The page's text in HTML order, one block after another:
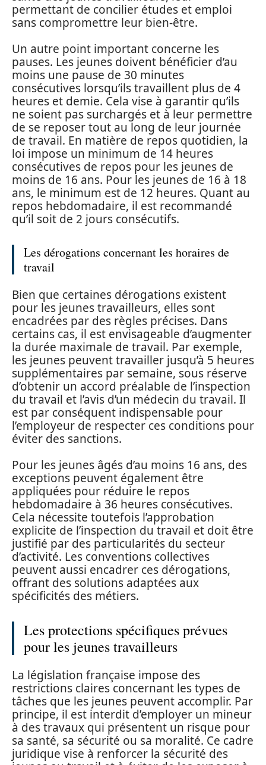
permettant de concilier études et emploi
sans compromettre leur bien-être.
Un autre point important concerne les
pauses. Les jeunes doivent bénéficier d’au
moins une pause de 30 minutes
consécutives lorsqu’ils travaillent plus de 4
heures et demie. Cela vise à garantir qu’ils
ne soient pas surchargés et à leur permettre
de se reposer tout au long de leur journée
de travail. En matière de repos quotidien, la
loi impose un minimum de 14 heures
consécutives de repos pour les jeunes de
moins de 16 ans. Pour les jeunes de 16 à 18
ans, le minimum est de 12 heures. Quant au
repos hebdomadaire, il est recommandé
qu’il soit de 2 jours consécutifs.
Les dérogations concernant les horaires de
travail
Bien que certaines dérogations existent
pour les jeunes travailleurs, elles sont
encadrées par des règles précises. Dans
certains cas, il est envisageable d’augmenter
la durée maximale de travail. Par exemple,
les jeunes peuvent travailler jusqu’à 5 heures
supplémentaires par semaine, sous réserve
d’obtenir un accord préalable de l’inspection
du travail et l’avis d’un médecin du travail. Il
est par conséquent indispensable pour
l’employeur de respecter ces conditions pour
éviter des sanctions.
Pour les jeunes âgés d’au moins 16 ans, des
exceptions peuvent également être
appliquées pour réduire le repos
hebdomadaire à 36 heures consécutives.
Cela nécessite toutefois l’approbation
explicite de l’inspection du travail et doit être
justifié par des particularités du secteur
d’activité. Les conventions collectives
peuvent aussi encadrer ces dérogations,
offrant des solutions adaptées aux
spécificités des métiers.
Les protections spécifiques prévues
pour les jeunes travailleurs
La législation française impose des
restrictions claires concernant les types de
tâches que les jeunes peuvent accomplir. Par
principe, il est interdit d’employer un mineur
à des travaux qui présentent un risque pour
sa santé, sa sécurité ou sa moralité. Ce cadre
juridique vise à renforcer la sécurité des